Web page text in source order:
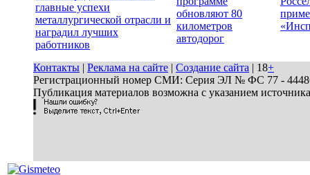
главные успехи
металлургической отрасли и
наградил лучших
работников
обновляют 80
километров
автодорог
Контакты | Реклама на сайте | Создание сайта | 18+
Регистрационный номер СМИ: Серия ЭЛ № ФС 77 - 44486
Публикация материалов возможна с указанием